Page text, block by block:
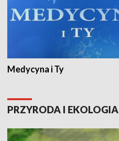
Medycyna i Ty
PRZYRODA I EKOLOGIA